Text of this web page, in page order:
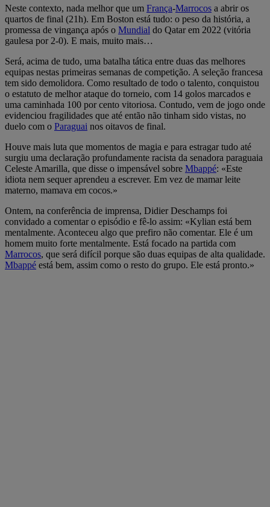
Neste contexto, nada melhor que um França-Marrocos a abrir os
quartos de final (21h). Em Boston está tudo: o peso da história, a
promessa de vingança após o Mundial do Qatar em 2022 (vitória
gaulesa por 2-0). E mais, muito mais…
Será, acima de tudo, uma batalha tática entre duas das melhores
equipas nestas primeiras semanas de competição. A seleção francesa
tem sido demolidora. Como resultado de todo o talento, conquistou
o estatuto de melhor ataque do torneio, com 14 golos marcados e
uma caminhada 100 por cento vitoriosa. Contudo, vem de jogo onde
evidenciou fragilidades que até então não tinham sido vistas, no
duelo com o Paraguai nos oitavos de final.
Houve mais luta que momentos de magia e para estragar tudo até
surgiu uma declaração profundamente racista da senadora paraguaia
Celeste Amarilla, que disse o impensável sobre Mbappé: «Este
idiota nem sequer aprendeu a escrever. Em vez de mamar leite
materno, mamava em cocos.»
Ontem, na conferência de imprensa, Didier Deschamps foi
convidado a comentar o episódio e fê-lo assim: «Kylian está bem
mentalmente. Aconteceu algo que prefiro não comentar. Ele é um
homem muito forte mentalmente. Está focado na partida com
Marrocos, que será difícil porque são duas equipas de alta qualidade.
Mbappé está bem, assim como o resto do grupo. Ele está pronto.»